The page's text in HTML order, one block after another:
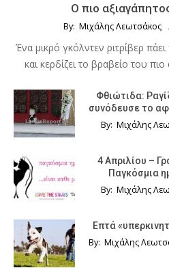
Ο πιο
By: Μιχάλης Λεωτσάκος
Ένα μικρό γκόλντεν ριτρίβερ
και κερδίζει το βραβείο του
Φθιώτιδα:
συνόδευσε το
By: Μιχάλης
4 Απριλίου –
Παγκόσμια
By: Μιχάλης
Επτά
By: Μιχάλης